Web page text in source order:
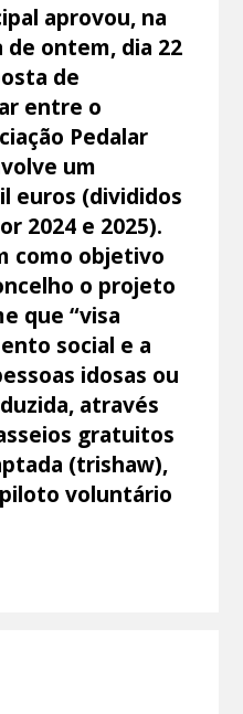
aprovou, na
de ontem, dia 22
de
entre o
Pedalar
um
euros (divididos
2024 e 2025).
como objetivo
o projeto
que “visa
social e a
idosas ou
através
gratuitos
(trishaw),
voluntário